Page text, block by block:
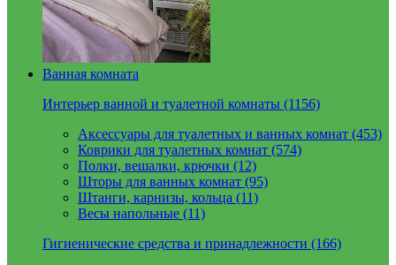
Ванная комната
Интерьер ванной и туалетной комнаты (1156)
Аксессуары для туалетных и ванных комнат (453)
Коврики для туалетных комнат (574)
Полки, вешалки, крючки (12)
Шторы для ванных комнат (95)
Штанги, карнизы, кольца (11)
Весы напольные (11)
Гигиенические средства и принадлежности (166)